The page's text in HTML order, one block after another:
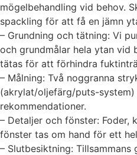
mögelbehandling vid behov.
spackling för att få en jämn
– Grundning och tätning: Vi
och grundmålar hela ytan vid
tätas för att förhindra
– Målning: Två noggranna
(akrylat/oljefärg/puts-
rekommendationer.
– Detaljer och fönster: Foder,
fönster tas om hand för ett
– Slutbesiktning: